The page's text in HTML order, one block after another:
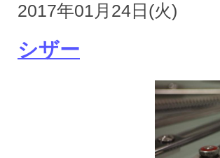
2017年01月24日(火)
シザー